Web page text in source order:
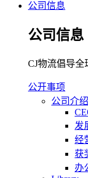
公司信息
公司信息
CJ物流倡导全
公开事项
公司介绍
发
经
获
办